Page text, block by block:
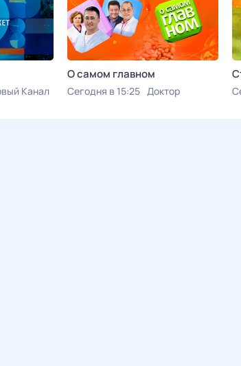
Канал
О самом главном
Сегодня в 15:25 Доктор